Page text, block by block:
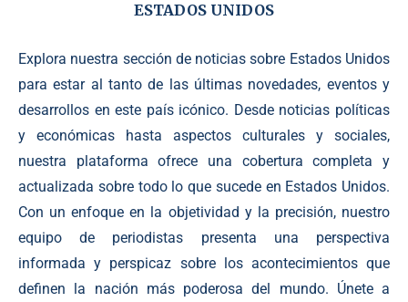
ESTADOS UNIDOS
Explora nuestra sección de noticias sobre Estados Unidos
para estar al tanto de las últimas novedades, eventos y
desarrollos en este país icónico. Desde noticias políticas
y económicas hasta aspectos culturales y sociales,
nuestra plataforma ofrece una cobertura completa y
actualizada sobre todo lo que sucede en Estados Unidos.
Con un enfoque en la objetividad y la precisión, nuestro
equipo de periodistas presenta una perspectiva
informada y perspicaz sobre los acontecimientos que
definen la nación más poderosa del mundo. Únete a